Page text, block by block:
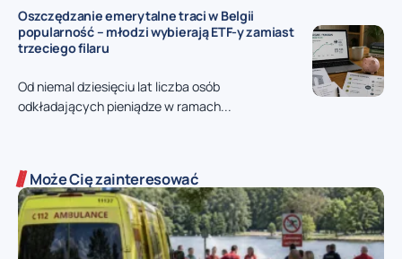
Oszczędzanie emerytalne traci w Belgii
popularność – młodzi wybierają ETF-y zamiast
trzeciego filaru
Od niemal dziesięciu lat liczba osób
odkładających pieniądze w ramach...
Może Cię zainteresować